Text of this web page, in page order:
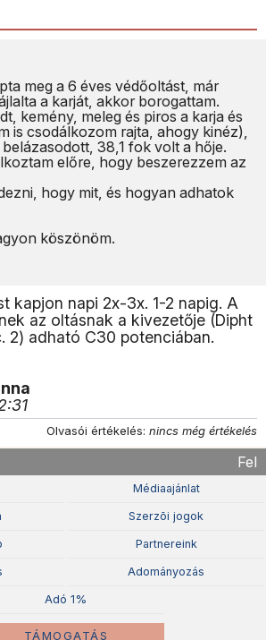
meg a 6 éves védőoltást, már
a karját, akkor borogattam.
kemény, meleg és piros a karja és
is csodálkozom rajta, ahogy kinéz),
38,1 fok volt a hője.
előre, hogy beszerezzem az
hogy mit, és hogyan adhatok
köszönöm.
kapjon napi 2x-3x. 1-2 napig. A
az oltásnak a kivezetője (Dipht
2) adható C30 potenciában.
Olvasói értékelés: nincs még értékelés
Fel
Médiaajánlat
Szerzõi jogok
Partnereink
Adományozás
Adó 1%
TÁMOGATÁS